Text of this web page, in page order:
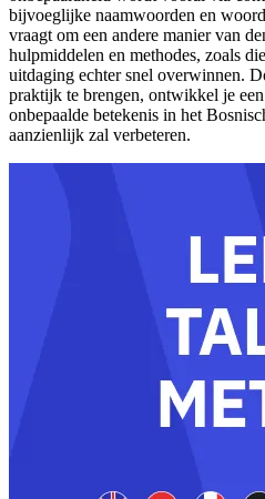
bijvoeglijke naamwoorden en
vraagt om een andere manier van
hulpmiddelen en methodes, zoals
uitdaging echter snel overwinnen.
praktijk te brengen, ontwikkel je
onbepaalde betekenis in het
aanzienlijk zal verbeteren.